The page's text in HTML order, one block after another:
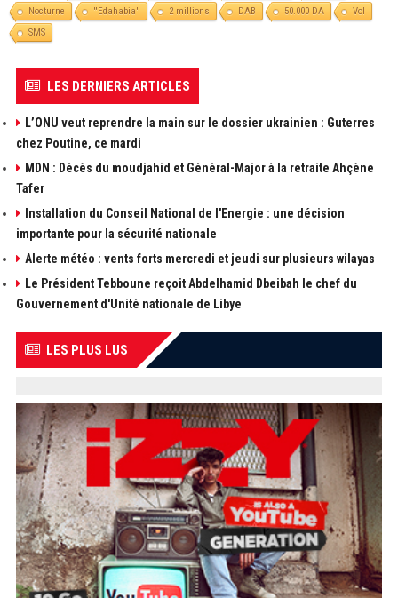
Nocturne ''Edahabia'' 2 millions DAB 50.000 DA
Vol
SMS
LES DERNIERS ARTICLES
L’ONU veut reprendre la main sur le dossier ukrainien : Guterres
chez Poutine, ce mardi
MDN : Décès du moudjahid et Général-Major à la retraite Ahçène
Tafer
Installation du Conseil National de l'Energie : une décision
importante pour la sécurité nationale
Alerte météo : vents forts mercredi et jeudi sur plusieurs wilayas
Le Président Tebboune reçoit Abdelhamid Dbeibah le chef du
Gouvernement d'Unité nationale de Libye
LES PLUS LUS